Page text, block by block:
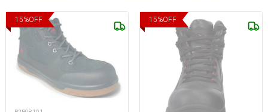
15%OFF 15%OFF